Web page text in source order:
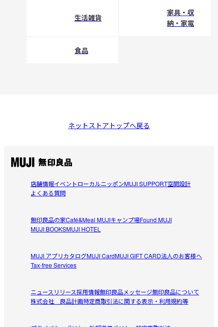
生活雑貨
家具・収
納・家電
食品
ネットストアトップへ戻る
店舗情報イベントローカルニッポンMUJI SUPPORT空間設計
よくある質問
無印良品の家Café&Meal MUJIキャンプ場Found MUJI
MUJI BOOKSMUJI HOTEL
MUJI アプリカタログMUJI CardMUJI GIFT CARD法人のお客様へ
Tax-free Services
ニュースリリース採用情報無印良品メッセージ無印良品について
株式会社 良品計画特定商取引法に関する表示・利用規約等